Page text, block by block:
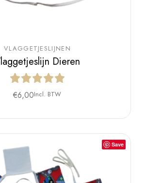
VLAGGETJESLIJNEN
Dieren
€6,00Incl. BTW
Save